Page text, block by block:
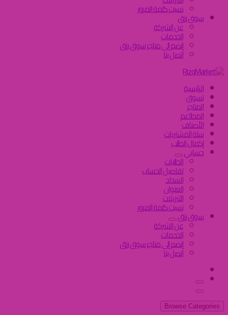
نسيت كلمة المرور
سوق رزق
عن الشركة
الخدمات
إنضم إلى متاجر سوق رزق
اتصل بنا
الرئيسية
تسوق
المتاجر
المطاعم
الأصناف
سلة المشتريات
إكمال الطلب
حسابي
الطلبات
تفاصيل الحساب
السداد
العنوان
التنزيلات
نسيت كلمة المرور
سوق رزق
عن الشركة
الخدمات
إنضم إلى متاجر سوق رزق
اتصل بنا
Browse Categories